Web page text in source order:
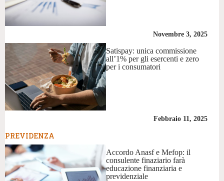
Novembre 3, 2025
Satispay: unica commissione
all’1% per gli esercenti e zero
per i consumatori
Febbraio 11, 2025
PREVIDENZA
Accordo Anasf e Mefop: il
consulente finaziario farà
educazione finanziaria e
previdenziale